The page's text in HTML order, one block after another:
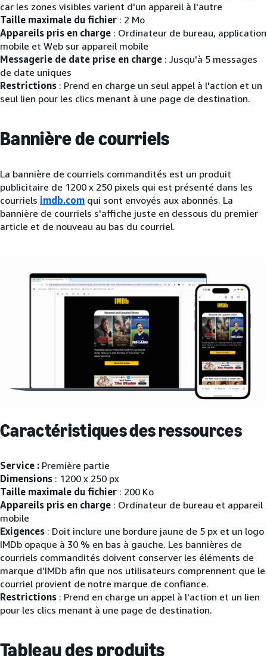
car les zones visibles varient d'un appareil à l'autre
Taille maximale du fichier : 2 Mo
Appareils pris en charge : Ordinateur de bureau, application
mobile et Web sur appareil mobile
Messagerie de date prise en charge : Jusqu'à 5 messages
de date uniques
Restrictions : Prend en charge un seul appel à l'action et un
seul lien pour les clics menant à une page de destination.
Bannière de courriels
La bannière de courriels commandités est un produit
publicitaire de 1200 x 250 pixels qui est présenté dans les
courriels imdb.com qui sont envoyés aux abonnés. La
bannière de courriels s'affiche juste en dessous du premier
article et de nouveau au bas du courriel.
Caractéristiques des ressources
Service : Première partie
Dimensions : 1200 x 250 px
Taille maximale du fichier : 200 Ko
Appareils pris en charge : Ordinateur de bureau et appareil
mobile
Exigences : Doit inclure une bordure jaune de 5 px et un logo
IMDb opaque à 30 % en bas à gauche. Les bannières de
courriels commandités doivent conserver les éléments de
marque d’IMDb afin que nos utilisateurs comprennent que le
courriel provient de notre marque de confiance.
Restrictions : Prend en charge un appel à l'action et un lien
pour les clics menant à une page de destination.
Tableau des produits